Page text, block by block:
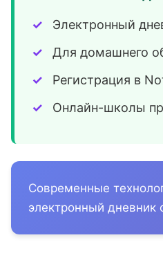
Электронный
Для домашнего
Регистрация в
Онлайн-школы
Современные
электронный дневник